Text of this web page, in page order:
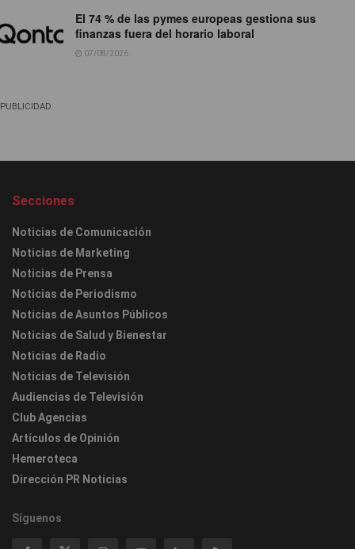
El 74 % de las pymes europeas gestiona sus
finanzas fuera del horario laboral
07/08/2026
PUBLICIDAD
Secciones
Noticias de Comunicación
Noticias de Marketing
Noticias de Prensa
Noticias de Periodismo
Noticias de Asuntos Públicos
Noticias de Salud y Bienestar
Noticias de Radio
Noticias de Televisión
Audiencias de Televisión
Club Agencias
Artículos de Opinión
Hemeroteca
Dirección PR Noticias
Síguenos